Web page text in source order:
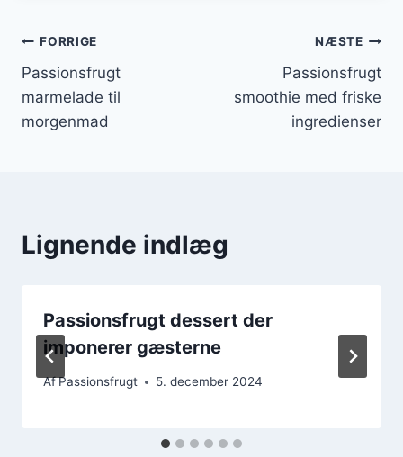
Indlægsnavigation
FORRIGE
Passionsfrugt
marmelade til
morgenmad
NÆSTE
Passionsfrugt
smoothie med friske
ingredienser
Lignende indlæg
Passionsfrugt dessert der
imponerer gæsterne
AfPassionsfrugt 5. december 2024